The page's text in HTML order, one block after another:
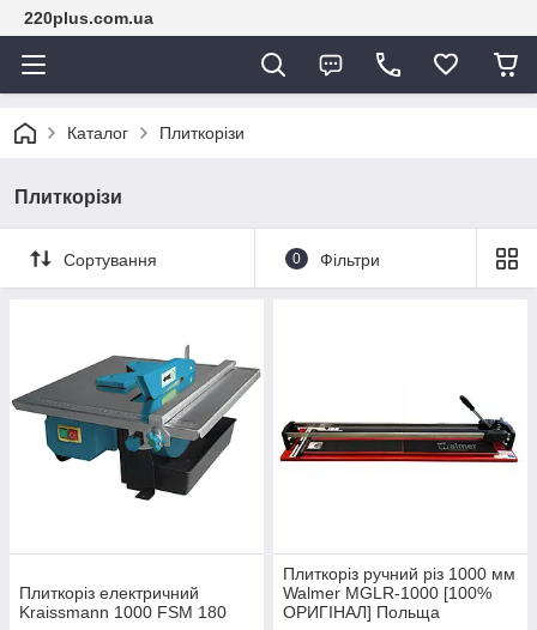
220plus.com.ua
Каталог Плиткорізи
Плиткорізи
Сортування 0 Фільтри
Плиткоріз електричний
Kraissmann 1000 FSM 180
Плиткоріз ручний різ 1000 мм
Walmer MGLR-1000 [100%
ОРИГІНАЛ] Польща